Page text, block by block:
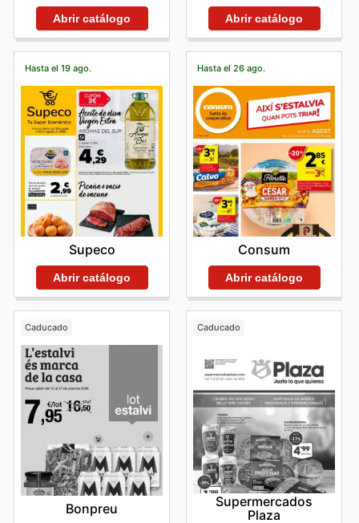
Abrir catálogo Abrir catálogo
Hasta el 19 ago.
Supeco
Abrir catálogo
Hasta el 26 ago.
Consum
Abrir catálogo
Caducado
Bonpreu
Caducado
Supermercados
Plaza